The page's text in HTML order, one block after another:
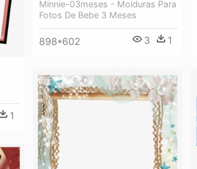
1
Minnie-03meses - Molduras Para
Fotos De Bebe 3 Meses
898*602 3 1